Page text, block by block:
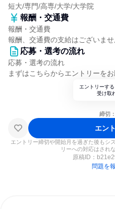
短大/専門/高専/大学/大学院
報酬・交通費
報酬・交通費
報酬、交通費の支給はございませ
応募・選考の流れ
応募・選考の流れ
まずはこちらからエントリーをお
エントリーす
受け取
締切
エン
エントリー締切や開始月を過ぎた後もシ
リーへの対応はされ
原稿ID：
問題を